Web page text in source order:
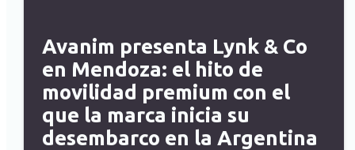
Avanim presenta Lynk & Co
en Mendoza: el hito de
movilidad premium con el
que la marca inicia su
desembarco en la Argentina